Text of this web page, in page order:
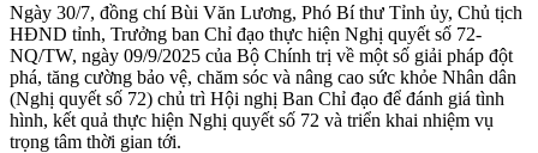
Ngày 30/7, đồng chí Bùi Văn Lương, Phó Bí thư Tỉnh ủy, Chủ tịch
HĐND tỉnh, Trưởng ban Chỉ đạo thực hiện Nghị quyết số 72-
NQ/TW, ngày 09/9/2025 của Bộ Chính trị về một số giải pháp đột
phá, tăng cường bảo vệ, chăm sóc và nâng cao sức khỏe Nhân dân
(Nghị quyết số 72) chủ trì Hội nghị Ban Chỉ đạo để đánh giá tình
hình, kết quả thực hiện Nghị quyết số 72 và triển khai nhiệm vụ
trọng tâm thời gian tới.